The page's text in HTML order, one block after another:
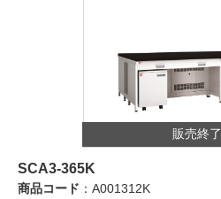
販売終了
SCA3-365K
商品コード ：A001312K